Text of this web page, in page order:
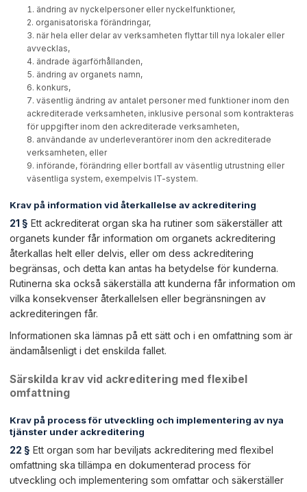
ändring av nyckelpersoner eller nyckelfunktioner,
organisatoriska förändringar,
när hela eller delar av verksamheten flyttar till nya lokaler eller
avvecklas,
ändrade ägarförhållanden,
ändring av organets namn,
konkurs,
väsentlig ändring av antalet personer med funktioner inom den
ackrediterade verksamheten, inklusive personal som kontrakteras
för uppgifter inom den ackrediterade verksamheten,
användande av underleverantörer inom den ackrediterade
verksamheten, eller
införande, förändring eller bortfall av väsentlig utrustning eller
väsentliga system, exempelvis IT-system.
Krav på information vid återkallelse av ackreditering
21 § Ett ackrediterat organ ska ha rutiner som säkerställer att
organets kunder får information om organets ackreditering
återkallas helt eller delvis, eller om dess ackreditering
begränsas, och detta kan antas ha betydelse för kunderna.
Rutinerna ska också säkerställa att kunderna får information om
vilka konsekvenser återkallelsen eller begränsningen av
ackrediteringen får.
Informationen ska lämnas på ett sätt och i en omfattning som är
ändamålsenligt i det enskilda fallet.
Särskilda krav vid ackreditering med flexibel
omfattning
Krav på process för utveckling och implementering av nya
tjänster under ackreditering
22 § Ett organ som har beviljats ackreditering med flexibel
omfattning ska tillämpa en dokumenterad process för
utveckling och implementering som omfattar och säkerställer